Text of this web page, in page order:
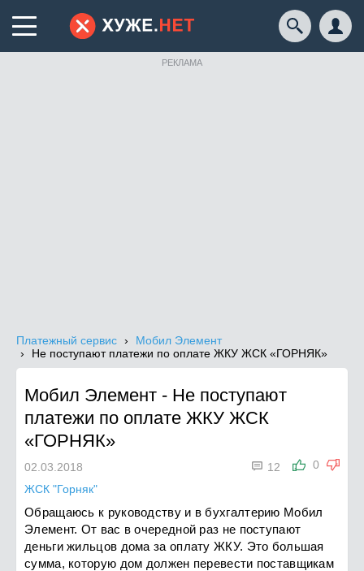
РЕКЛАМА
Платежный сервис
Мобил Элемент
Не поступают платежи по оплате ЖКУ ЖСК «ГОРНЯК»
Мобил Элемент - Не поступают
платежи по оплате ЖКУ ЖСК
«ГОРНЯК»
0
 12
02.03.2018
ЖСК "Горняк"
Обращаюсь к руководству и в бухгалтерию Мобил
Элемент. От вас в очередной раз не поступают
деньги жильцов дома за оплату ЖКУ. Это большая
сумма, которую дом должен перевести поставщикам